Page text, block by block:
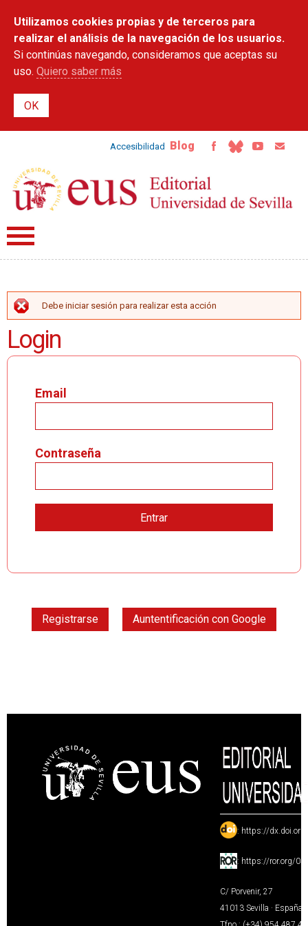
contenido
principal
Utilizamos cookies propias y de terceros para
realizar el análisis de la navegación de los usuarios.
Si continúas navegando, consideramos que aceptas su
uso. Quiero saber más
Accesibilidad Blog
MENSAJE DE ERROR
Debe iniciar sesión para realizar esta acción
Login
Email
Contraseña
Registrarse Auntentificación con Google
: https://
: https://ror.org/
C/ Porvenir, 27
41013 Sevilla · España